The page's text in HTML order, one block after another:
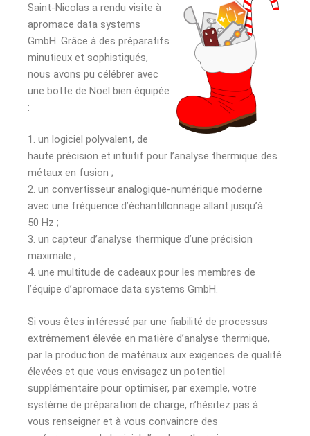
Saint-Nicolas a rendu visite à
apromace data systems
GmbH. Grâce à des préparatifs
minutieux et sophistiqués,
nous avons pu célébrer avec
une botte de Noël bien équipée
:
1. un logiciel polyvalent, de
haute précision et intuitif pour l’analyse thermique des
métaux en fusion ;
2. un convertisseur analogique-numérique moderne
avec une fréquence d’échantillonnage allant jusqu’à
50 Hz ;
3. un capteur d’analyse thermique d’une précision
maximale ;
4. une multitude de cadeaux pour les membres de
l’équipe d’apromace data systems GmbH.
Si vous êtes intéressé par une fiabilité de processus
extrêmement élevée en matière d’analyse thermique,
par la production de matériaux aux exigences de qualité
élevées et que vous envisagez un potentiel
supplémentaire pour optimiser, par exemple, votre
système de préparation de charge, n’hésitez pas à
vous renseigner et à vous convaincre des